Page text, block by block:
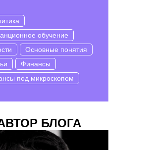
обучение
Основные понятия
Финансы
под микроскопом
БЛОГА